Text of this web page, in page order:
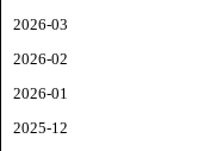
2026-03
2026-02
2026-01
2025-12